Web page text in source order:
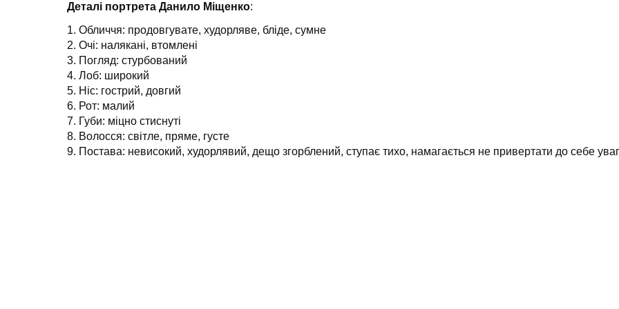
Деталі портрета Данило Міщенко:
1. Обличчя: продовгувате, худорляве, бліде, сумне
2. Очі: налякані, втомлені
3. Погляд: стурбований
4. Лоб: широкий
5. Ніс: гострий, довгий
6. Рот: малий
7. Губи: міцно стиснуті
8. Волосся: світле, пряме, густе
9. Постава: невисокий, худорлявий, дещо згорблений, ступає тихо, намагається не привертати до себе